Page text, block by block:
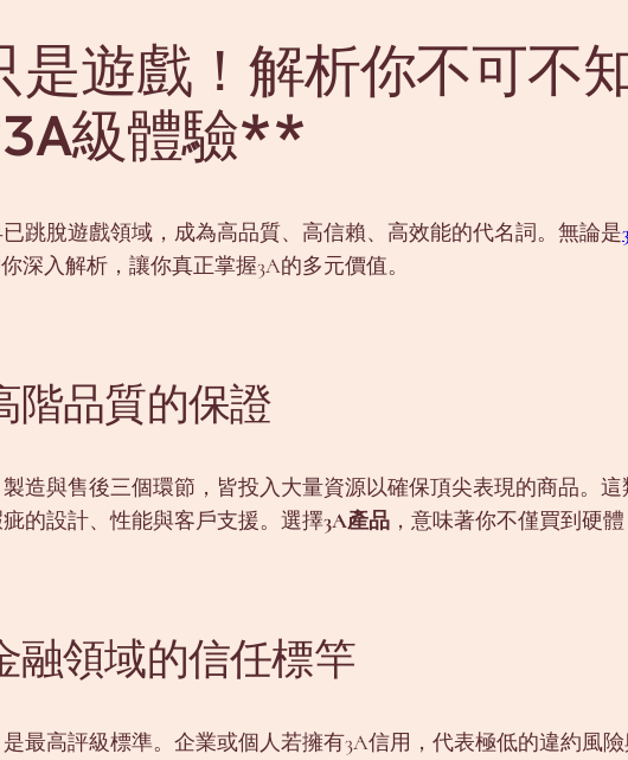
遊戲！解析你不可
級體驗**
已跳脫遊戲領域，成為高品質、高信賴、高效能的代名詞。無論是
深入解析，讓你真正掌握3A的多元價值。
品質的保證
製造與售後三個環節，皆投入大量資源以確保頂尖表現的商品。
的設計、性能與客戶支援。選擇3A產品 ，意味著你不僅買到硬
領域的信任標竿
是最高評級標準。企業或個人若擁有3A信用，代表極低的違約風